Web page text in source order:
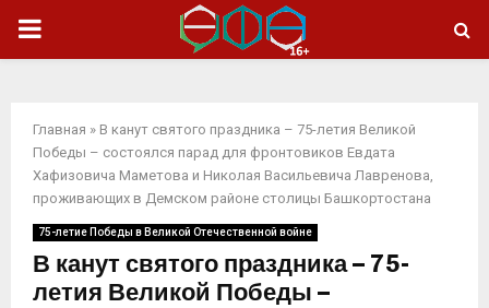
ОСНОВНОЕ
Главная » В канут святого праздника – 75-летия Великой
Победы – состоялся парад для фронтовиков Евдата
Хафизовича Маметова и Николая Васильевича Лавренова,
проживающих в Демском районе столицы Башкортостана
75-летие Победы в Великой Отечественной войне
В канут святого праздника – 75-
летия Великой Победы –